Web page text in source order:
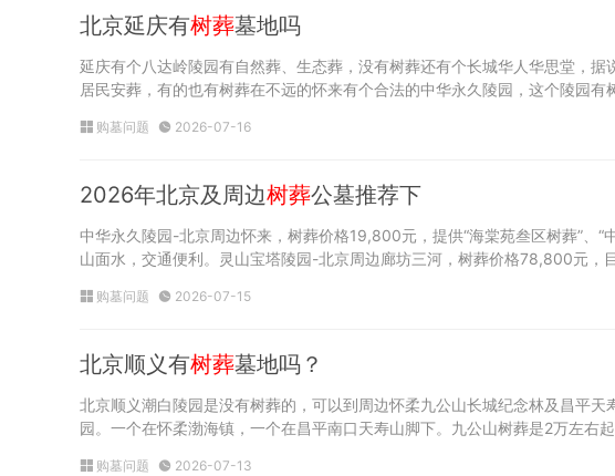
北京延庆有树葬墓地吗
延庆有个八达岭陵园有自然葬、生态葬，没有树葬还有个长城华人华思堂，
居民安葬，有的也有树葬在不远的怀来有个合法的中华永久陵园，这个陵园有
购墓问题 2026-07-16
2026年北京及周边树葬公墓推荐下
中华永久陵园-北京周边怀来，树葬价格19,800元，提供“海棠苑叁区树葬”、
山面水，交通便利。灵山宝塔陵园-北京周边廊坊三河，树葬价格78,800元，
购墓问题 2026-07-15
北京顺义有树葬墓地吗？
北京顺义潮白陵园是没有树葬的，可以到周边怀柔九公山长城纪念林及昌平
园。一个在怀柔渤海镇，一个在昌平南口天寿山脚下。九公山树葬是2万左右
购墓问题 2026-07-13